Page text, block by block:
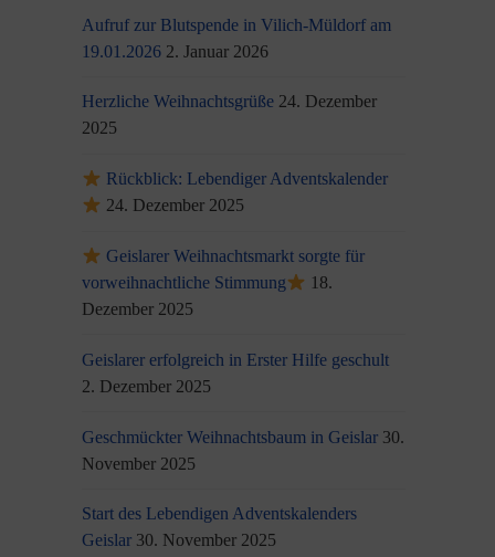
Aufruf zur Blutspende in Vilich-Müldorf am
19.01.2026 2. Januar 2026
Herzliche Weihnachtsgrüße 24. Dezember
2025
Rückblick: Lebendiger Adventskalender
24. Dezember 2025
Geislarer Weihnachtsmarkt sorgte für
vorweihnachtliche Stimmung
18.
Dezember 2025
Geislarer erfolgreich in Erster Hilfe geschult
2. Dezember 2025
Geschmückter Weihnachtsbaum in Geislar 30.
November 2025
Start des Lebendigen Adventskalenders
Geislar 30. November 2025